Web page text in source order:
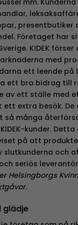
presentbutiker
Företaget har
KIDEK förser
med
ett leende på
ett bra bidrag till
av ett ställe med
extra besök. De
så många
kunder. Detta
på att
och
seriös
Helsingborgs
glädje